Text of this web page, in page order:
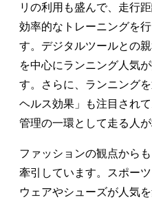
リの利用も盛んで、走行
効率的なトレーニングを
す。デジタルツールとの
を中心にランニング人気
す。さらに、ランニング
ヘルス効果」も注目され
管理の一環として走る人が
ファッションの観点から
牽引しています。スポー
ウェアやシューズが人気